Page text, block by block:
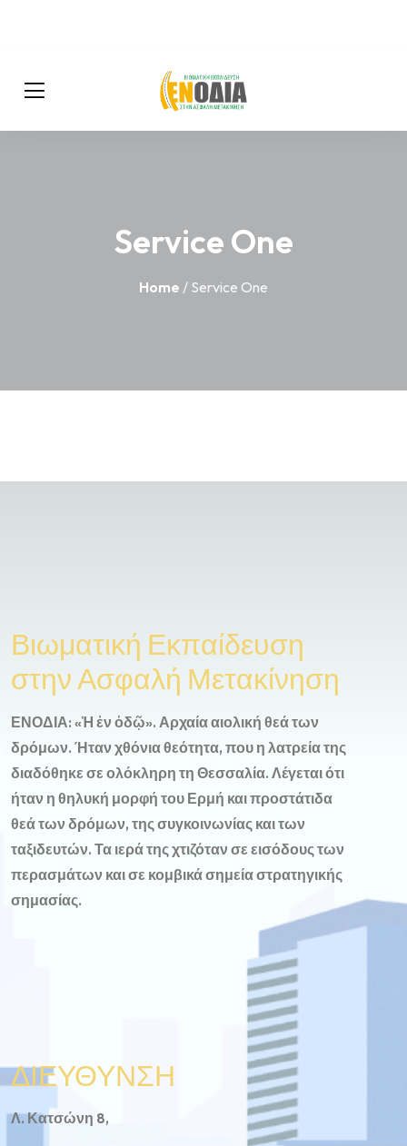
Service One
Home / Service One
Βιωματική Εκπαίδευση
στην Ασφαλή Μετακίνηση
ΕΝΟΔΙΑ: «Ἡ ἐν ὁδῷ». Αρχαία αιολική θεά των
δρόμων. Ήταν χθόνια θεότητα, που η λατρεία της
διαδόθηκε σε ολόκληρη τη Θεσσαλία. Λέγεται ότι
ήταν η θηλυκή μορφή του Ερμή και προστάτιδα
θεά των δρόμων, της συγκοινωνίας και των
ταξιδευτών. Τα ιερά της χτιζόταν σε εισόδους των
περασμάτων και σε κομβικά σημεία στρατηγικής
σημασίας.
ΔΙΕΥΘΥΝΣΗ
Λ. Κατσώνη 8,